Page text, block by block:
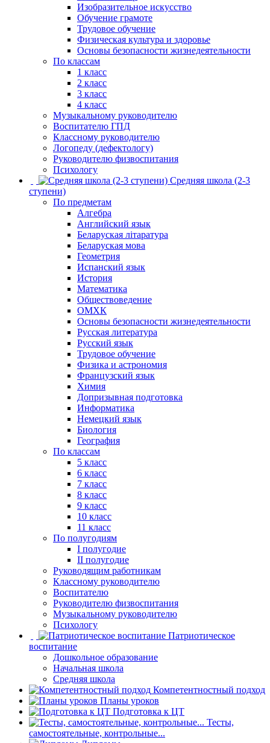
Изобразительное искусство
Обучение грамоте
Трудовое обучение
Физическая культура и здоровье
Основы безопасности жизнедеятельности
По классам
1 класс
2 класс
3 класс
4 класс
Музыкальному руководителю
Воспитателю ГПД
Классному руководителю
Логопеду (дефектологу)
Руководителю физвоспитания
Психологу
Средняя школа (2-3
ступени)
По предметам
Алгебра
Английский язык
Беларуская літаратура
Беларуская мова
Геометрия
Испанский язык
История
Математика
Обществоведение
ОМХК
Основы безопасности жизнедеятельности
Русская литература
Русский язык
Трудовое обучение
Физика и астрономия
Французский язык
Химия
Допризывная подготовка
Информатика
Немецкий язык
Биология
География
По классам
5 класс
6 класс
7 класс
8 класс
9 класс
10 класс
11 класс
По полугодиям
I полугодие
II полугодие
Руководящим работникам
Классному руководителю
Воспитателю
Руководителю физвоспитания
Музыкальному руководителю
Психологу
Патриотическое
воспитание
Дошкольное образование
Начальная школа
Средняя школа
Компетентностный подход
Планы уроков
Подготовка к ЦТ
Тесты,
самостоятельные, контрольные...